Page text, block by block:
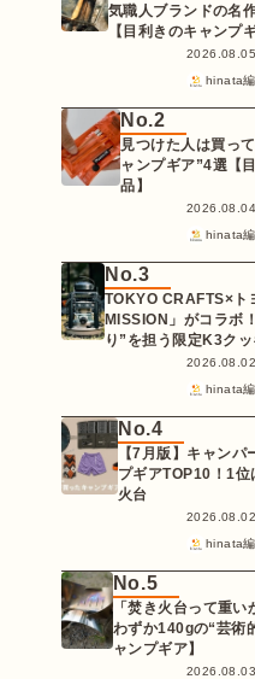
気職人ブランドの名
【目利きのキャンプギ
2026.08.05
hinata
No.2
見つけた人は買っ
ャンプギア”4選【
品】
2026.08.04
hinata
No.3
TOKYO CRAFTS×ト
MISSION」がコラボ
り”を担う限定K3ク
2026.08.02
hinata
No.4
【7月版】キャンパ
プギアTOP10！1位
火台
2026.08.02
hinata
No.5
「焚き火台って重い
わずか140gの“芸術
ャンプギア】
2026.08.03